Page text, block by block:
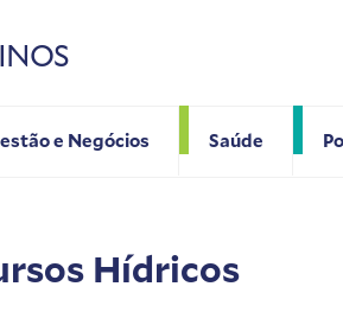
e Negócios Saúde
Hídricos